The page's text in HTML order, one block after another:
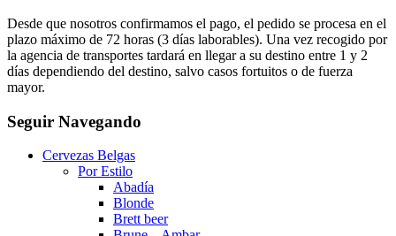
Desde que nosotros confirmamos el pago, el pedido se procesa en el
plazo máximo de 72 horas (3 días laborables). Una vez recogido por
la agencia de transportes tardará en llegar a su destino entre 1 y 2
días dependiendo del destino, salvo casos fortuitos o de fuerza
mayor.
Seguir Navegando
Cervezas Belgas
Por Estilo
Abadía
Blonde
Brett beer